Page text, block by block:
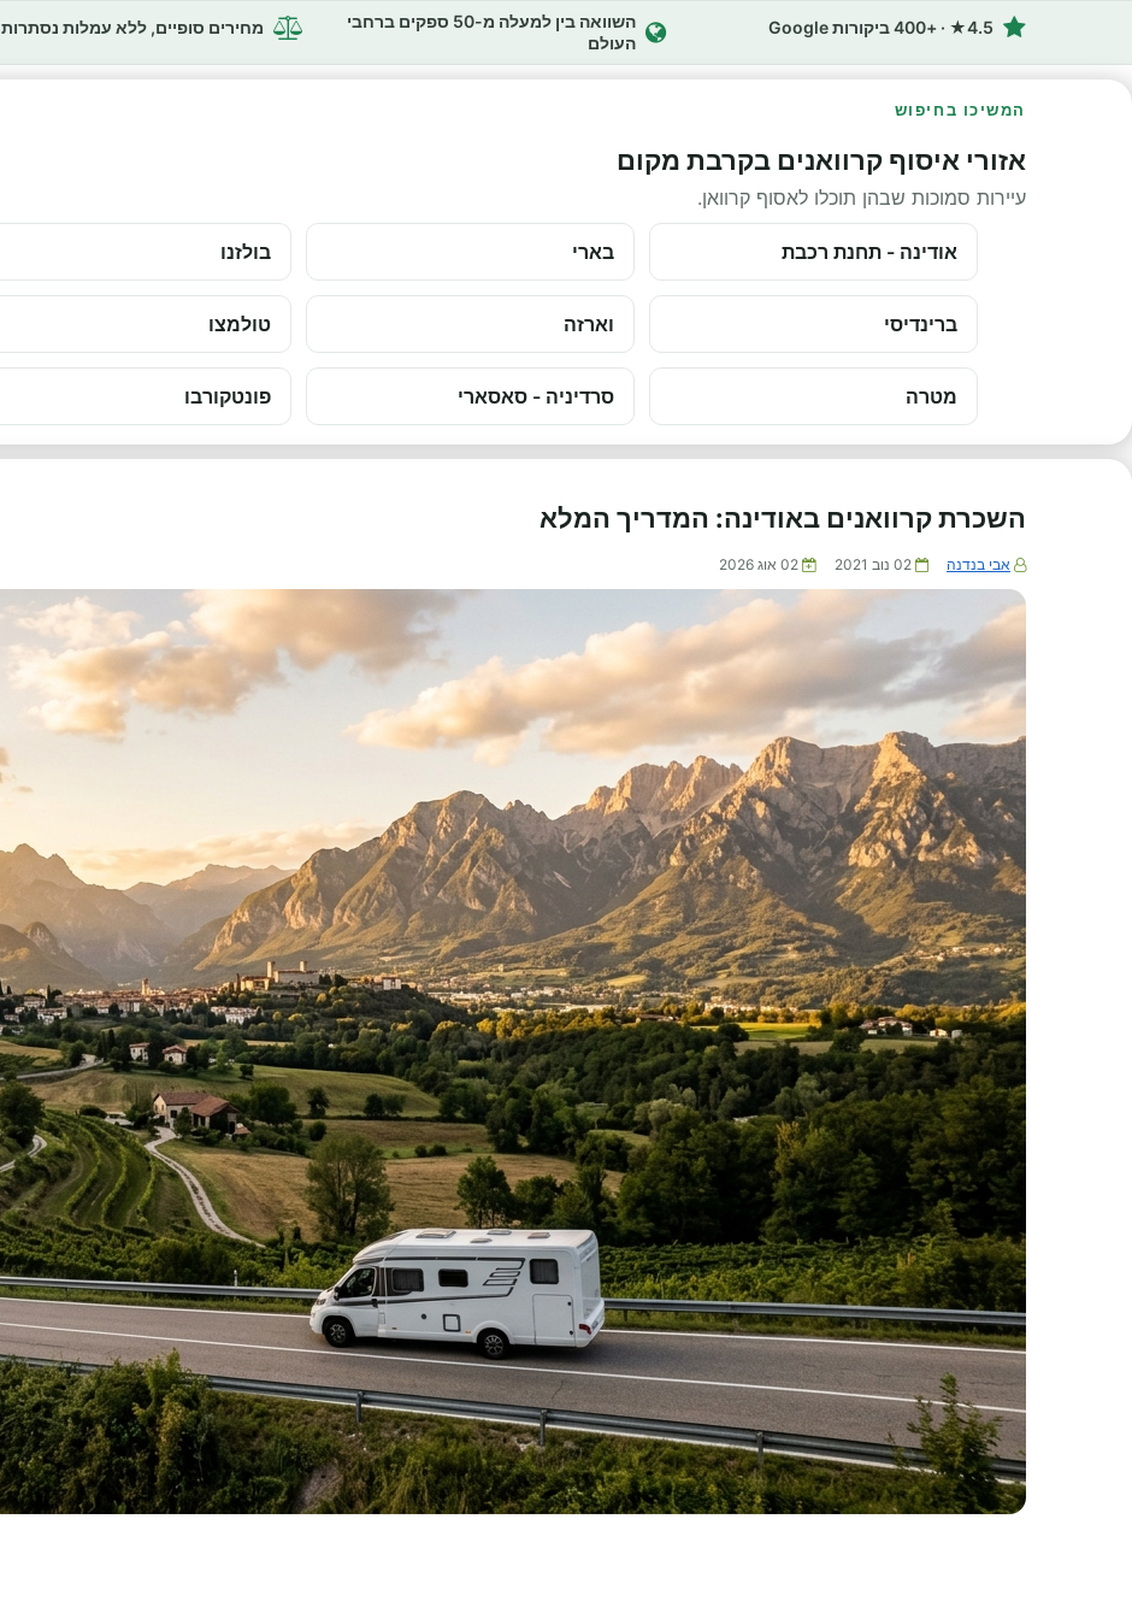
4.5★ · +400 ביקורות Google
השוואה בין למעלה מ-50 ספקים ברחבי
העולם
מחירים סופיים, ללא עמלות נסתרות
המשיכו בחיפוש
אזורי איסוף קרוואנים בקרבת מקום
עיירות סמוכות שבהן תוכלו לאסוף קרוואן.
אודינה - תחנת רכבת בארי בולזנו
ברינדיסי וארזה טולמצו
מטרה סרדיניה - סאסארי פונטקורבו
השכרת קרוואנים באודינה: המדריך המלא
אבי בנדנה 02 נוב 2021 02 אוג 2026